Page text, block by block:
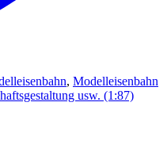
, Modelleisenbahn
usw. (1:87)